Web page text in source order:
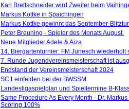
Karl Brettschneider wird Zweiter beim
Markus Kottke in Spaichingen
Markus Kottke gewinnt das September-
Peter Breuning - Spieler des Monats August.
Neue Mitglieder Adele & Aiza
14. Biergartenturnier: FM Junesch wiederholt
7. Runde Jugendvereinsmeisterschaft ist
Endstand der Vereinsmeisterschaft 2024
SC Leinfelden bei der BWSSM
Landesligaspielplan und Spieltermine B-
Same Procedure As Every Month - Dr.
Scoring 100%